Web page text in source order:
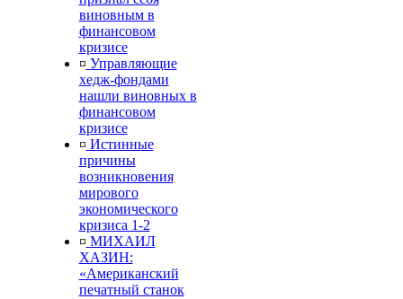
виновным в
финансовом
кризисе
¤ Управляющие
хедж-фондами
нашли виновных в
финансовом
кризисе
¤ Истинные
причины
возникновения
мирового
экономического
кризиса 1-2
¤ МИХАИЛ
ХАЗИН:
«Американский
печатный станок